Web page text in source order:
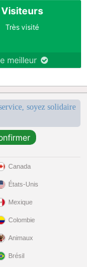
Visiteurs
Très visité
meilleur
soyez solidaire
Canada
États-Unis
Mexique
Colombie
Animaux
Brésil